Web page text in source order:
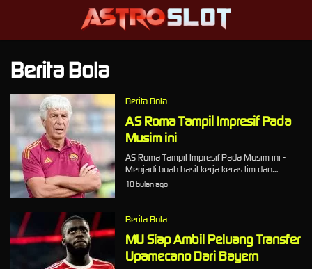
Berita Bola
Berita Bola
AS Roma Tampil Impresif Pada
Musim ini
AS Roma Tampil Impresif Pada Musim ini -
Menjadi buah hasil kerja keras tim dan…
10 bulan ago
Berita Bola
MU Siap Ambil Peluang Transfer
Upamecano Dari Bayern